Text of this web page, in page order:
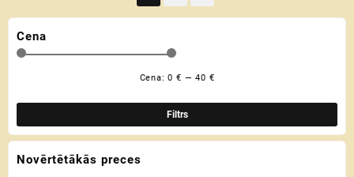
may
the
product
page
the
product
Cena
Filtrs
Cena:0 € —40 €
Novērtētākās preces